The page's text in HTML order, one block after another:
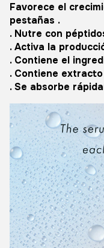
Favorece el
pestañas .
. Nutre con
. Activa la
. Contiene el
. Contiene
. Se absorbe